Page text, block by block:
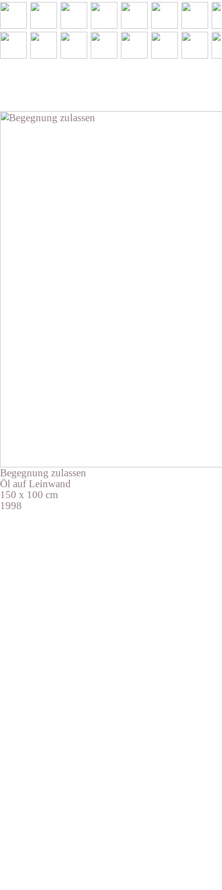
Begegnung zulassen
Öl auf Leinwand
150 x 100 cm
1998